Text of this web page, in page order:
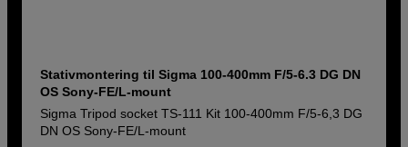
Stativmontering til Sigma 100-400mm F/5-6.3 DG DN
OS Sony-FE/L-mount
Sigma Tripod socket TS-111 Kit 100-400mm F/5-6,3 DG
DN OS Sony-FE/L-mount